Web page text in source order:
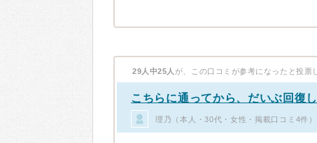
29人中25人 が、この口コミが参考になったと投票
こちらに通ってから、だいぶ回復し
理乃（本人・30代・女性・掲載口コミ4件）